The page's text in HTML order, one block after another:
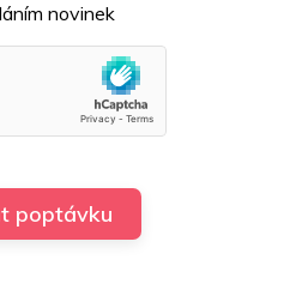
novinek